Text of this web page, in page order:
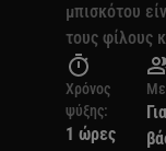
μπισκότου
τους φίλους
Χρόνος
ψύξης:
1 ώρες